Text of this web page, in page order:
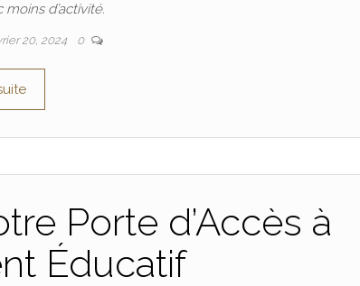
d’activité.
20, 2024 0
Porte d’Accès à
Éducatif